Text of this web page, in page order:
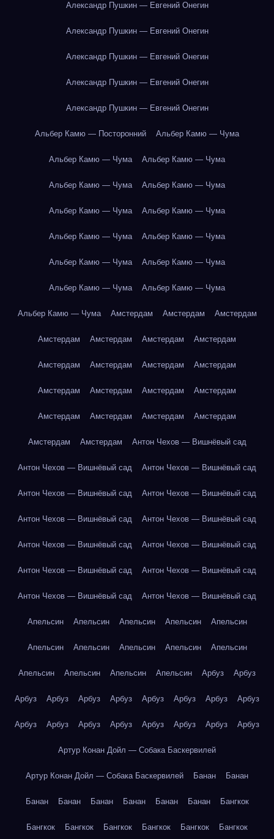
Александр Пушкин — Евгений Онегин
Александр Пушкин — Евгений Онегин
Александр Пушкин — Евгений Онегин
Александр Пушкин — Евгений Онегин
Александр Пушкин — Евгений Онегин
Альбер Камю — Посторонний Альбер Камю — Чума
Альбер Камю — Чума Альбер Камю — Чума
Альбер Камю — Чума Альбер Камю — Чума
Альбер Камю — Чума Альбер Камю — Чума
Альбер Камю — Чума Альбер Камю — Чума
Альбер Камю — Чума Альбер Камю — Чума
Альбер Камю — Чума Альбер Камю — Чума
Альбер Камю — Чума Амстердам Амстердам Амстердам
Амстердам Амстердам Амстердам Амстердам
Амстердам Амстердам Амстердам Амстердам
Амстердам Амстердам Амстердам Амстердам
Амстердам Амстердам Амстердам Амстердам
Амстердам Амстердам Антон Чехов — Вишнёвый сад
Антон Чехов — Вишнёвый сад Антон Чехов — Вишнёвый сад
Антон Чехов — Вишнёвый сад Антон Чехов — Вишнёвый сад
Антон Чехов — Вишнёвый сад Антон Чехов — Вишнёвый сад
Антон Чехов — Вишнёвый сад Антон Чехов — Вишнёвый сад
Антон Чехов — Вишнёвый сад Антон Чехов — Вишнёвый сад
Антон Чехов — Вишнёвый сад Антон Чехов — Вишнёвый сад
Апельсин Апельсин Апельсин Апельсин Апельсин
Апельсин Апельсин Апельсин Апельсин Апельсин
Апельсин Апельсин Апельсин Апельсин Арбуз Арбуз
Арбуз Арбуз Арбуз Арбуз Арбуз Арбуз Арбуз Арбуз
Арбуз Арбуз Арбуз Арбуз Арбуз Арбуз Арбуз Арбуз
Артур Конан Дойл — Собака Баскервилей
Артур Конан Дойл — Собака Баскервилей Банан Банан
Банан Банан Банан Банан Банан Банан Бангкок
Бангкок Бангкок Бангкок Бангкок Бангкок Бангкок